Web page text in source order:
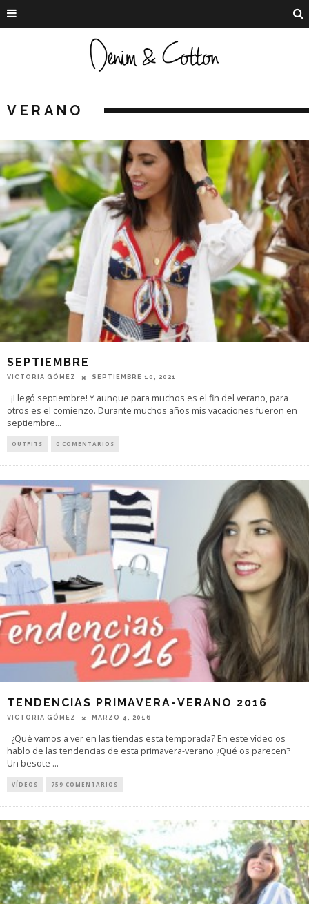
VERANO
SEPTIEMBRE
VICTORIA GÓMEZ SEPTIEMBRE 10, 2021
¡Llegó septiembre! Y aunque para muchos es el fin del verano, para
otros es el comienzo. Durante muchos años mis vacaciones fueron en
septiembre...
OUTFITS 0 COMENTARIOS
TENDENCIAS PRIMAVERA-VERANO 2016
VICTORIA GÓMEZ MARZO 4, 2016
¿Qué vamos a ver en las tiendas esta temporada? En este vídeo os
hablo de las tendencias de esta primavera-verano ¿Qué os parecen?
Un besote ...
VÍDEOS 759 COMENTARIOS